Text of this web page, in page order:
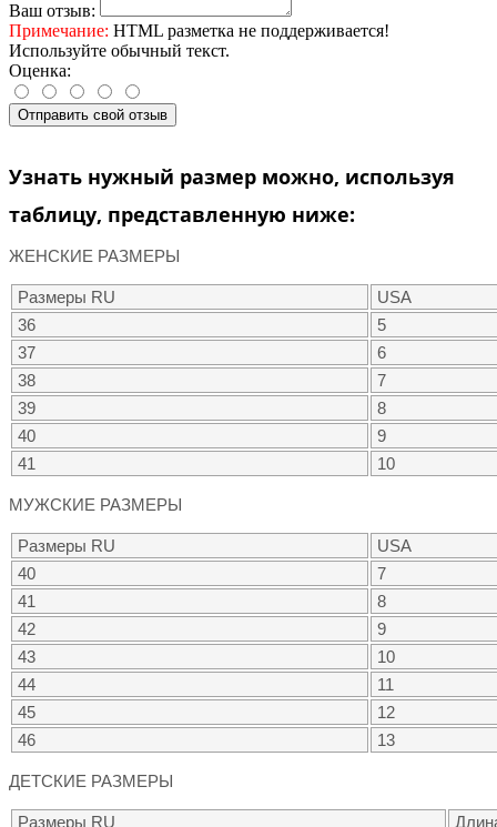
Ваш отзыв:
Примечание: HTML разметка не поддерживается!
Используйте обычный текст.
Оценка:
Отправить свой отзыв
Узнать нужный размер можно, используя
таблицу, представленную ниже:
ЖЕНСКИЕ РАЗМЕРЫ
Размеры RU
USA
36
5
37
6
38
7
39
8
40
9
41
10
МУЖСКИЕ РАЗМЕРЫ
Размеры RU
USA
40
7
41
8
42
9
43
10
44
11
45
12
46
13
ДЕТСКИЕ РАЗМЕРЫ
Размеры RU